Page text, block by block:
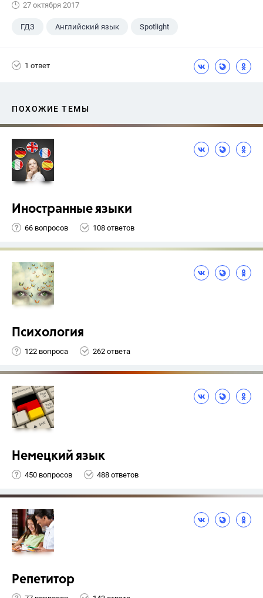
27 октября 2017
ГДЗ Английский язык Spotlight
1 ответ
ПОХОЖИЕ ТЕМЫ
Иностранные языки
66 вопросов 108 ответов
Психология
122 вопроса 262 ответа
Немецкий язык
450 вопросов 488 ответов
Репетитор